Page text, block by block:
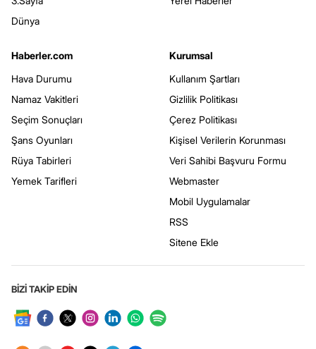
Dünya
Haberler.com
Hava Durumu
Namaz Vakitleri
Seçim Sonuçları
Şans Oyunları
Rüya Tabirleri
Yemek Tarifleri
Kurumsal
Kullanım Şartları
Gizlilik Politikası
Çerez Politikası
Kişisel Verilerin Korunması
Veri Sahibi Başvuru Formu
Webmaster
Mobil Uygulamalar
RSS
Sitene Ekle
BİZİ TAKİP EDİN